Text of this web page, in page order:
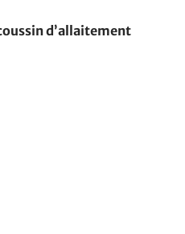
d’allaitement